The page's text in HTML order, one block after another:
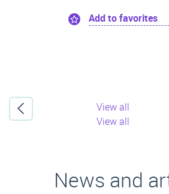
Add to
View all
View all
News and